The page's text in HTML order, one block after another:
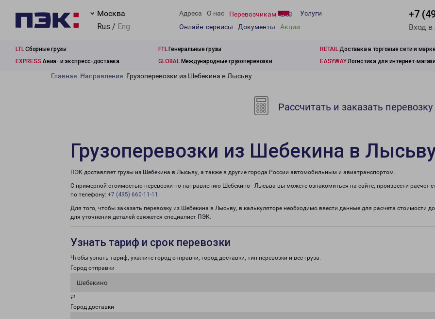
Москва
Rus / Eng
Адреса О нас Перевозчикам
Услуги
Онлайн-сервисы
Документы Акции
+7
Вход
LTLСборные грузы FTLГенеральные грузы RETAILДоставка в торговые сети и
EXPRESS Авиа- и экспресс-доставка GLOBALМеждународные грузоперевозки EASYWAYЛогистика для интернет-
Главная Направления Грузоперевозки из Шебекина в Лысьву
Рассчитать и заказать перевозку
Грузоперевозки из Шебекина в
ПЭК доставляет грузы из Шебекина в Лысьву, а также в другие города России автомобильным и авиатранспортом.
С примерной стоимостью перевозки по направлению Шебекино - Лысьва вы можете ознакомиться на сайте, произвести
по телефону: +7 (495) 660-11-11 .
Для того, чтобы заказать перевозку из Шебекина в Лысьву, в калькуляторе необходимо ввести данные для расчета стоимости
для уточнения деталей свяжется специалист ПЭК.
Узнать тариф и срок перевозки
Чтобы узнать тариф, укажите город отправки, город доставки, тип перевозки и вес груза.
Город отправки
Шебекино
⇄
Город доставки